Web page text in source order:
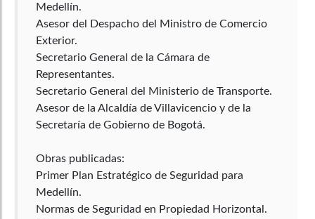
Medellín.
Asesor del Despacho del Ministro de Comercio
Exterior.
Secretario General de la Cámara de
Representantes.
Secretario General del Ministerio de Transporte.
Asesor de la Alcaldía de Villavicencio y de la
Secretaría de Gobierno de Bogotá.
Obras publicadas:
Primer Plan Estratégico de Seguridad para
Medellín.
Normas de Seguridad en Propiedad Horizontal.